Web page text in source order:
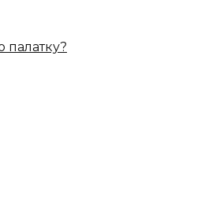
палатку?